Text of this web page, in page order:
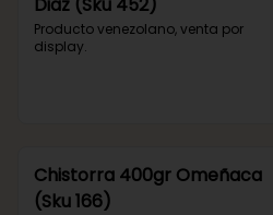
Producto venezolano, venta por
display.
Chistorra 400gr Omeñaca
(Sku 166)